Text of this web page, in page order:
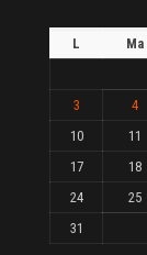
L Ma
3
4
10
11
17
18
24
25
31